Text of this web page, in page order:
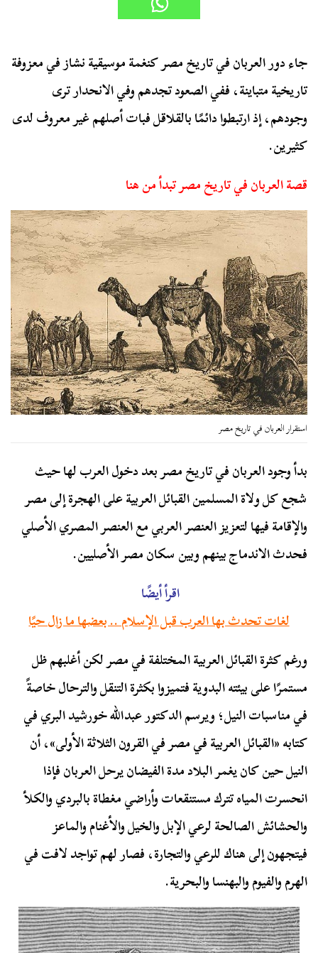
جاء دور العربان في تاريخ مصر كنغمة موسيقية نشاز في معزوفة
تاريخية متباينة، ففي الصعود تجدهم وفي الانحدار ترى
وجودهم، إذ ارتبطوا دائمًا بالقلاقل فبات أصلهم غير معروف لدى
كثيرين.
قصة العربان في تاريخ مصر تبدأ من هنا
استقرار العربان في تاريخ مصر
بدأ وجود العربان في تاريخ مصر بعد دخول العرب لها حيث
شجع كل ولاة المسلمين القبائل العربية على الهجرة إلى مصر
والإقامة فيها لتعزيز العنصر العربي مع العنصر المصري الأصلي
فحدث الاندماج بينهم وبين سكان مصر الأصليين.
اقرأ أيضًا
لغات تحدث بها العرب قبل الإسلام .. بعضها ما زال حيًا
ورغم كثرة القبائل العربية المختلفة في مصر لكن أغلبهم ظل
مستمرًا على بيئته البدوية فتميزوا بكثرة التنقل والترحال خاصةً
في مناسبات النيل؛ ويرسم الدكتور عبدالله خورشيد البري في
كتابه «القبائل العربية في مصر في القرون الثلاثة الأولى»، أن
النيل حين كان يغمر البلاد مدة الفيضان يرحل العربان فإذا
انحسرت المياه تترك مستنقعات وأراضي مغطاة بالبردي والكلأ
والحشائش الصالحة لرعي الإبل والخيل والأغنام والماعز
فيتجهون إلى هناك للرعي والتجارة، فصار لهم تواجد لافت في
الهرم والفيوم والبهنسا والبحرية.